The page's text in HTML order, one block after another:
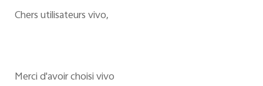
Chers utilisateurs vivo,
Merci d'avoir choisi vivo